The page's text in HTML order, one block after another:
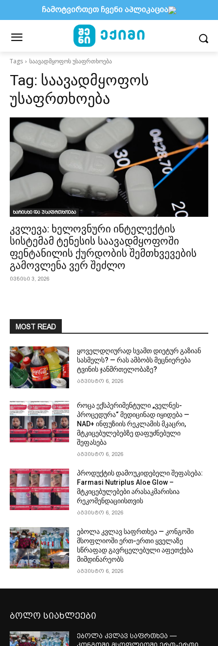
Tags საავადმყოფოს უსაფრთხოება
Tag: საავადმყოფოს
უსაფრთხოება
ხარისხი და უსაფრთხოება
კვლევა: ხელოვნური ინტელექტის
სისტემამ ტენესის საავადმყოფოში
ფენტანილის ქურდობის შემთხვევების
გამოვლენა ვერ შეძლო
ივნისი 3, 2026
MOST READ
ყოველდღიურად სვამთ დიეტურ გაზიან
სასმელს? — რას ამბობს მეცნიერება
ტვინის ჯანმრთელობაზე?
აგვისტო 6, 2026
როცა ექსპერიმენტული „ველნეს-
პროცედურა“ მედიცინად იყიდება —
NAD+ ინფუზიის რეკლამის მკაცრი,
მტკიცებულებებზე დაფუძნებული
შეფასება
აგვისტო 6, 2026
პროდუქტის დამოუკიდებელი შეფასება:
Farmasi Nutriplus Aloe Glow –
მტკიცებულებები არასაკმარისია
რეკომენდაციისთვის
აგვისტო 6, 2026
ებოლა კვლავ საფრთხეა — კონგოში
მსოფლიოში ერთ-ერთი ყველაზე
სწრაფად გავრცელებული აფეთქება
მიმდინარეობს
აგვისტო 6, 2026
ბოლო სიახლეები
ებოლა კვლავ საფრთხეა —
ჩამოტვირთეთ ჩვენი აპლიკაცია